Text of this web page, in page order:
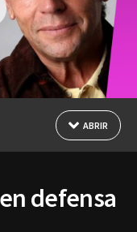
ABRIR
defensa